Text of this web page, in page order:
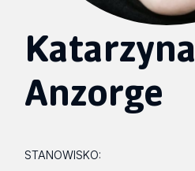
Katarzyna
Anzorge
STANOWISKO: